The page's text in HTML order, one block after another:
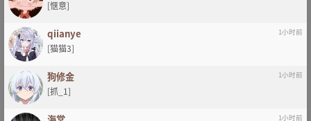
[惬意]
qiianye 1小时前
[猫猫3]
狗修金 1小时前
[抓_1]
1小时前